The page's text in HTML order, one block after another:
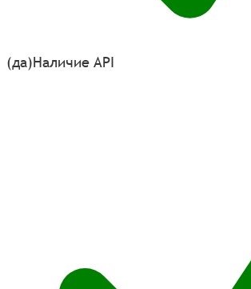
(да)Наличие API